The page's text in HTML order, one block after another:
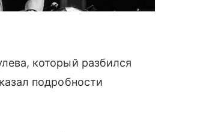
который разбился
подробности